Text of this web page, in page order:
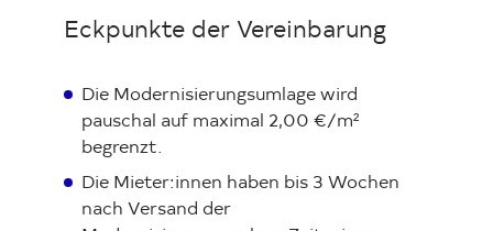
Eckpunkte der Vereinbarung
Die Modernisierungsumlage wird
pauschal auf maximal 2,00 €/m²
begrenzt.
Die Mieter:innen haben bis 3 Wochen
nach Versand der